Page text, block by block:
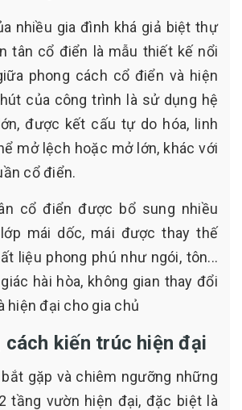
nhiều gia đình khá giả biệt thự
tân cổ điển là mẫu thiết kế nổi
phong cách cổ điển và hiện
của công trình là sử dụng hệ
được kết cấu tự do hóa, linh
mở lệch hoặc mở lớn, khác với
cổ điển.
cổ điển được bổ sung nhiều
mái dốc, mái được thay thế
liệu phong phú như ngói, tôn...
hài hòa, không gian thay đổi
hiện đại cho gia chủ
cách kiến trúc hiện đại
gặp và chiêm ngưỡng những
tầng vườn hiện đại, đặc biệt là